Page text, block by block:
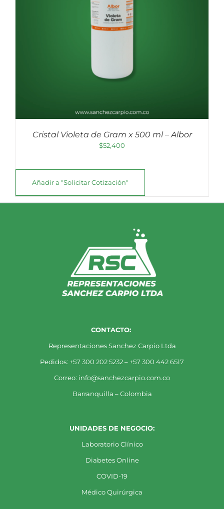
Cristal Violeta de Gram x 500 ml – Albor
$52,400
Añadir a "Solicitar Cotización"
CONTACTO:
Representaciones Sanchez Carpio Ltda
Pedidos: +57 300 202 5232 – +57 300 442 6517
Correo: info@sanchezcarpio.com.co
Barranquilla – Colombia
UNIDADES DE NEGOCIO:
Laboratorio Clínico
Diabetes Online
COVID-19
Médico Quirúrgica